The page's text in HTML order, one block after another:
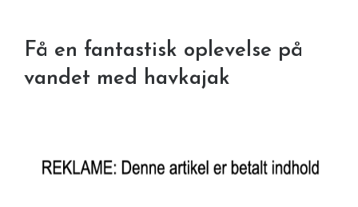
Få en fantastisk oplevelse på
vandet med havkajak